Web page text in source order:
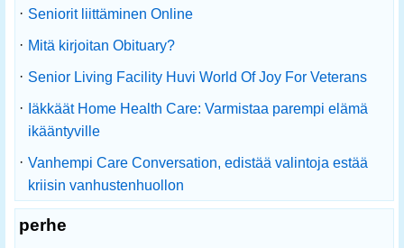
· Seniorit liittäminen Online
· Mitä kirjoitan Obituary?
· Senior Living Facility Huvi World Of Joy For Veterans
· Iäkkäät Home Health Care: Varmistaa parempi elämä
ikääntyville
· Vanhempi Care Conversation, edistää valintoja estää
kriisin vanhustenhuollon
perhe